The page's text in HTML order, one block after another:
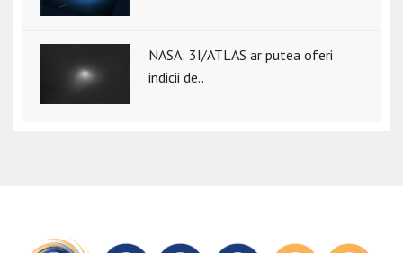
NASA: 3I/ATLAS ar putea oferi
indicii de..